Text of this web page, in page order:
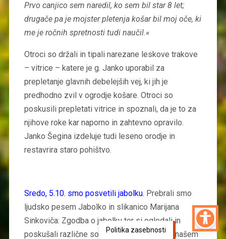
Prvo canjico sem naredil, ko sem bil star 8 let;
drugače pa je mojster pletenja košar bil moj oče, ki
me je ročnih spretnosti tudi naučil.«
Otroci so držali in tipali narezane leskove trakove
– vitrice – katere je g. Janko uporabil za
prepletanje glavnih debelejših vej, ki jih je
predhodno zvil v ogrodje košare. Otroci so
poskusili prepletati vitrice in spoznali, da je to za
njihove roke kar naporno in zahtevno opravilo.
Janko Šegina izdeluje tudi leseno orodje in
restavrira staro pohištvo.
Sredo, 5.10. smo posvetili jabolku. Prebrali smo
ljudsko pesem Jabolko in slikanico Marijana
Sinkoviča: Zgodba o jabolku ter si ogledali in
poskušali različne sorte jabolk, ki rastejo v našem
Politika zasebnosti